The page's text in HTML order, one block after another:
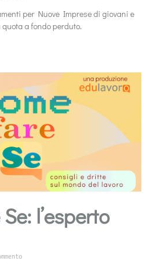
per Nuove Imprese di giovani e
quota a fondo perduto.
l’esperto